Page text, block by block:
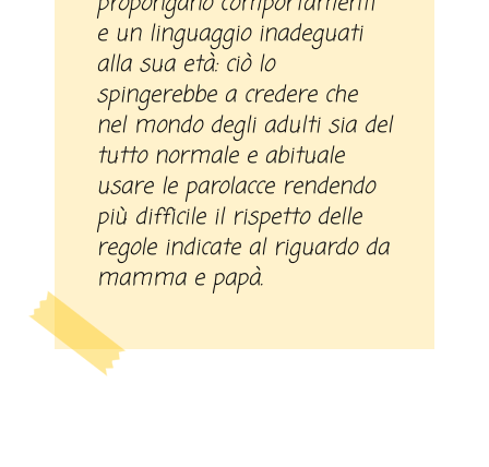
e un linguaggio inadeguati
alla sua età: ciò lo
spingerebbe a credere che
nel mondo degli adulti sia del
tutto normale e abituale
usare le parolacce rendendo
più difficile il rispetto delle
regole indicate al riguardo da
mamma e papà.